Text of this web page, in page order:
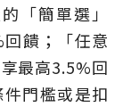
「簡單選」
饋；「任意
最高3.5%回
門檻或是扣